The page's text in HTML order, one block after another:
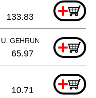
+
133.83
GEHRUNGSSAeGE
+
65.97
+
10.71